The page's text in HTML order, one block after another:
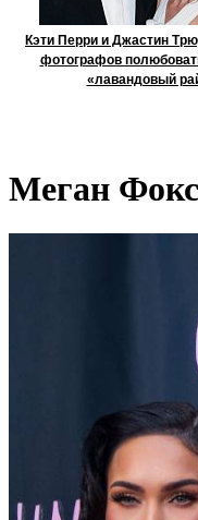
Кэти Перри и Джастин
фотографов
«лавандовый
Меган